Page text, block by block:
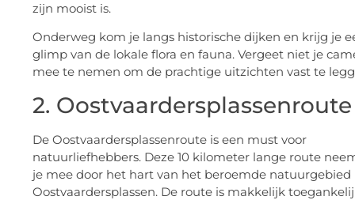
zijn mooist is.
Onderweg kom je langs historische dijken en krijg je
glimp van de lokale flora en fauna. Vergeet niet je
mee te nemen om de prachtige uitzichten vast te
2. Oostvaardersplassenroute
De Oostvaardersplassenroute is een must voor
natuurliefhebbers. Deze 10 kilometer lange route
je mee door het hart van het beroemde natuurgebied
Oostvaardersplassen. De route is makkelijk